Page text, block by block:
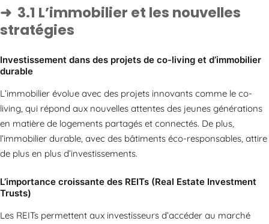
3.1 L’immobilier et les nouvelles
stratégies
Investissement dans des projets de co-living et d’immobilier
durable
L’immobilier évolue avec des projets innovants comme le co-
living, qui répond aux nouvelles attentes des jeunes générations
en matière de logements partagés et connectés. De plus,
l’immobilier durable, avec des bâtiments éco-responsables, attire
de plus en plus d’investissements.
L’importance croissante des REITs (Real Estate Investment
Trusts)
Les REITs permettent aux investisseurs d’accéder au marché